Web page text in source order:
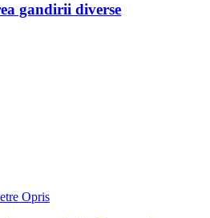
gandirii diverse
Opris